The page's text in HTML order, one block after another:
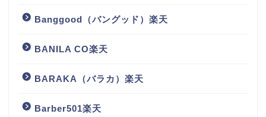
Banggood（バングッド）楽天
BANILA CO楽天
BARAKA（バラカ）楽天
Barber501楽天